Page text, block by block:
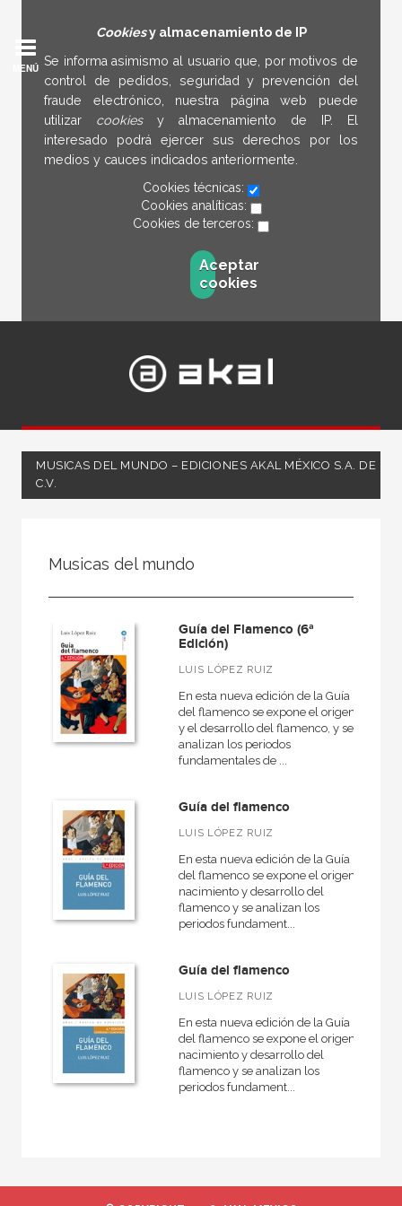
Cookiesy almacenamiento de IP
Se informa asimismo al usuario que, por motivos de
control de pedidos, seguridad y prevención del
fraude electrónico, nuestra página web puede
utilizar cookies y almacenamiento de IP. El
interesado podrá ejercer sus derechos por los
medios y cauces indicados anteriormente.
Cookies técnicas:
Cookies analíticas:
Cookies de terceros:
Aceptar
cookies
MENÚ
MUSICAS DEL MUNDO – EDICIONES AKAL MÉXICO S.A. DE
C.V.
Ciencias humanas y sociales
Música
Musicas del mundo
MATERIAS
Historia de la música
Medieval
Danza
Musicas del mundo
Didáctica de la música
Contemporánea
NUESTRAS COLECCIONES
Musicas del mundo
Guía del Flamenco (6ª
Edición)
LUIS LÓPEZ RUIZ
En esta nueva edición de la Guía
del flamenco se expone el origen
y el desarrollo del flamenco, y se
analizan los periodos
fundamentales de ...
Guía del flamenco
LUIS LÓPEZ RUIZ
En esta nueva edición de la Guía
del flamenco se expone el origen,
nacimiento y desarrollo del
flamenco y se analizan los
periodos fundament...
Guía del flamenco
LUIS LÓPEZ RUIZ
En esta nueva edición de la Guía
del flamenco se expone el origen,
nacimiento y desarrollo del
flamenco y se analizan los
periodos fundament...